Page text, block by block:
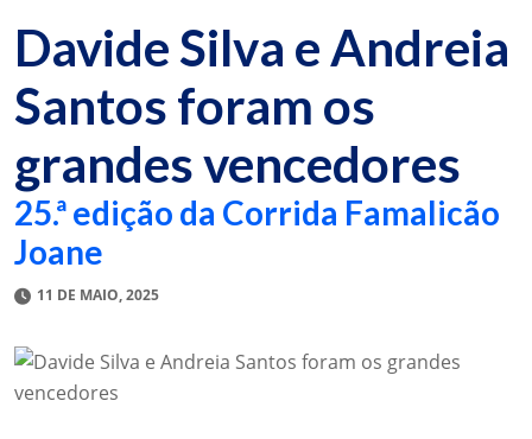
Davide Silva e Andreia
Santos foram os
grandes vencedores
25.ª edição da Corrida Famalicão
Joane
11 DE MAIO, 2025